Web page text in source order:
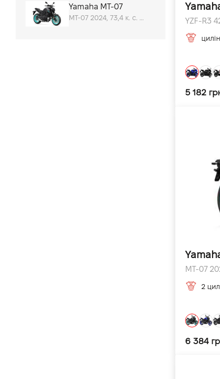
Yamaha MT-07
MT-07 2024, 73,4 к. с. при 8750 об/хв л.с. YZF-R3
5 182
MT-07
2
6 384